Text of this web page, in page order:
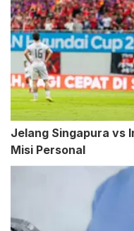
Jelang Singapura vs
Misi Personal